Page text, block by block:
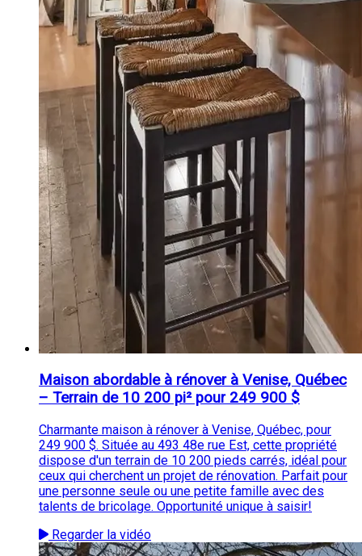
Maison abordable à rénover à Venise, Québec
– Terrain de 10 200 pi² pour 249 900 $
Charmante maison à rénover à Venise, Québec, pour
249 900 $. Située au 493 48e rue Est, cette propriété
dispose d'un terrain de 10 200 pieds carrés, idéal pour
ceux qui cherchent un projet de rénovation. Parfait pour
une personne seule ou une petite famille avec des
talents de bricolage. Opportunité unique à saisir!
Regarder la vidéo